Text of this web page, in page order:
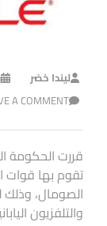
ليندا خضر
A COMMENT
قررت الحكومة
تقوم بها قوات
الصومال، وذلك
والتلفزيون